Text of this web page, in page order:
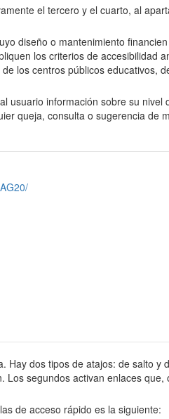
el tercero y el cuarto, al
diseño o mantenimiento
los criterios de accesibilidad
los centros públicos educativos,
usuario información sobre su
queja, consulta o sugerencia de
dos tipos de atajos: de salto
segundos activan enlaces
de acceso rápido es la siguiente: